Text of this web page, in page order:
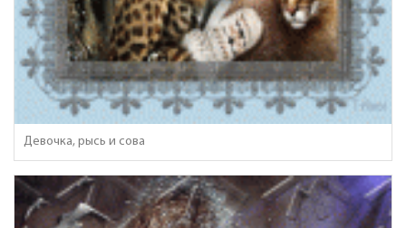
Девочка, рысь и сова